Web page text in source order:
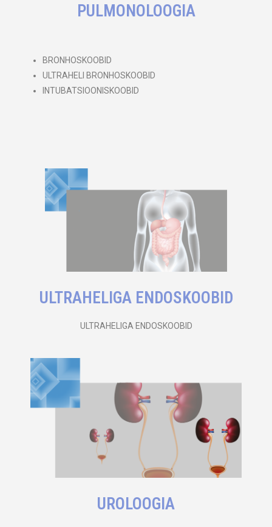
PULMONOLOOGIA
BRONHOSKOOBID
ULTRAHELI BRONHOSKOOBID
INTUBATSIOONISKOOBID
ULTRAHELIGA ENDOSKOOBID
ULTRAHELIGA ENDOSKOOBID
UROLOOGIA